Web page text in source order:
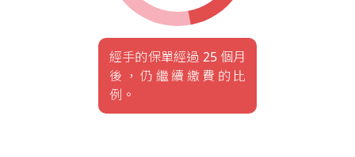
經手的保單經過 25 個月
後，仍繼續繳費的比
例。